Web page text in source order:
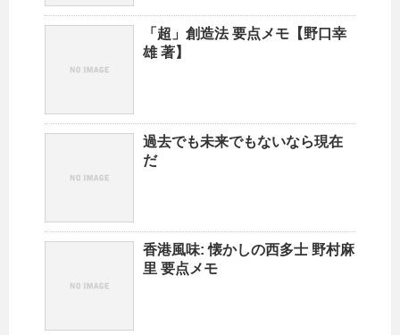
「超」創造法 要点メモ【野口幸
雄 著】
過去でも未来でもないなら現在
だ
香港風味: 懐かしの西多士 野村麻
里 要点メモ